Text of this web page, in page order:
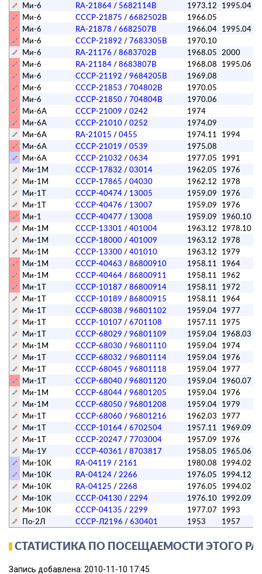
Ми-6
RA-21864 / 5682114В 1973.12
1995.04
Ми-6
СССР-21875 /6682502В
1966.05
Ми-6
RA-21878 /6682507В 1966.04 1995.04
Ми-6
СССР-21892 /7683305В
1970.10
Ми-6
RA-21176 /8683702В 1968.05 2000
Ми-6
RA-21184 /8683807В 1968.08
1995.06
Ми-6
СССР-21192 /9684205В 1969.08
Ми-6
СССР-21853 /704802В
1970.05
Ми-6
СССР-21850 /704804В 1970.06
Ми-6А
СССР-21009 /0242
1974
Ми-6А
СССР-21010 /0252
1974.09
Ми-6А
RA-21015 /0455 1974.11
1994
Ми-6А
СССР-21019 /0539
1975.08
Ми-6А
СССР-21032 /0634 1977.05
1991
Ми-1М
СССР-17832 /03014 1962.05
1976
Ми-1М
СССР-17865 /04030 1962.12
1978
Ми-1Т
СССР-40474 / 13005 1959.09
1976
Ми-1Т
СССР-40476 / 13007 1959.09
1976
Ми-1
СССР-40477 / 13008 1959.09 1960.10
Ми-1М
СССР-13301 /401004 1963.12
1978.10
Ми-1М
СССР-18000 /401009 1963.12
1978
Ми-1М
СССР-13300 /401010 1963.12
1979
Ми-1М
СССР-40463 /86800910 1958.11
1964
Ми-1М
СССР-40464 /86800911 1958.11
1962
Ми-1Т
СССР-10187 /86800914 1958.11
1972
Ми-1Т
СССР-10189 /86800915 1958.11
1964
Ми-1Т
СССР-68038 /96801102 1959.04 1977
Ми-1Т
СССР-10107 /6701108 1957.11
1975
Ми-1Т
СССР-68029 /96801109 1959.04 1968.03
Ми-1М
СССР-68030 /96801110 1959.04 1974
Ми-1Т
СССР-68032 /96801114 1959.04 1976
Ми-1Т
СССР-68045 /96801118 1959.04 1977
Ми-1Т
СССР-68040 /96801120 1959.04 1960.07
Ми-1М
СССР-68044 /96801205 1959.04 1976
Ми-1М
СССР-68050 /96801208 1959.04 1979
Ми-1Т
СССР-68060 /96801216 1962.03
1977
Ми-1Т
СССР-10164 /6702504 1957.11
1969.09
Ми-1Т
СССР-20247 /7703004 1957.09
1976
Ми-1У
СССР-40361 /8703817 1958.05
1965.06
Ми-10К
RA-04119 /2161 1980.08
1994.02
Ми-10К
RA-04124 /2266 1976.05
1994.12
Ми-10К
RA-04125 /2268 1976.05
1994.02
Ми-10К
СССР-04130 /2294 1976.10 1992.09
Ми-10К
СССР-04135 /2299 1977.07 1993
По-2Л
СССР-Л2196 /630401 1953 1957
СТАТИСТИКА ПО ПОСЕЩАЕМОСТИ ЭТОГО
Запись добавлена: 2010-11-10 17:45